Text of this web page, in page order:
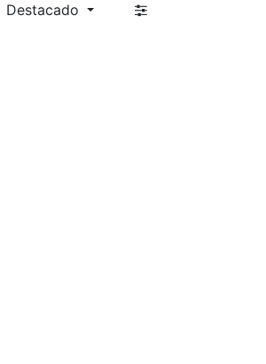
Destacado